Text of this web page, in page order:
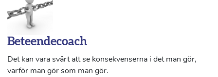
Beteendecoach
Det kan vara svårt att se konsekvenserna i det man gör,
varför man gör som man gör.